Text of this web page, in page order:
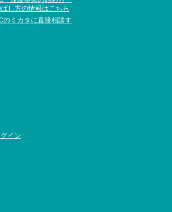
し方の情報はこちら
のミカタに直接相談す
イン